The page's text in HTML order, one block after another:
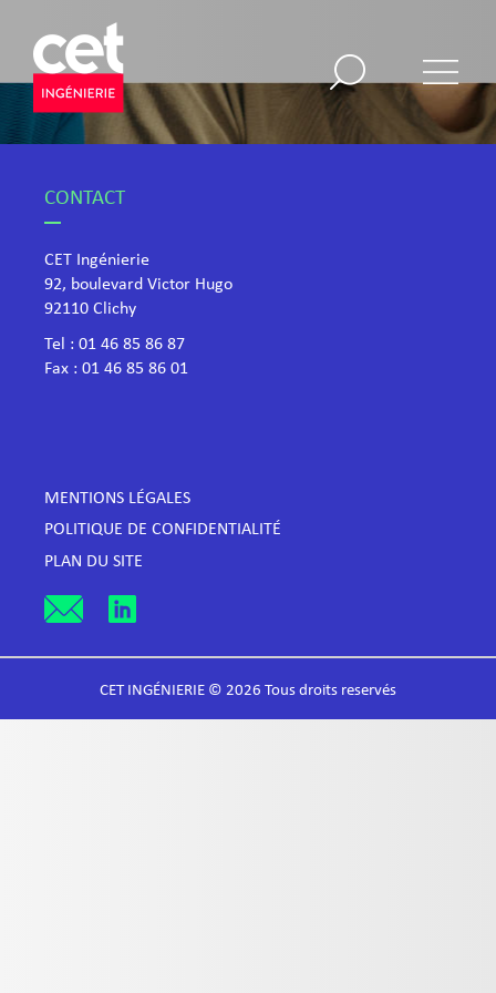
CONTACT
CET Ingénierie
92, boulevard Victor Hugo
​92110 Clichy
Tel : 01 46 85 86 87
Fax : 01 46 85 86 01
MENTIONS LÉGALES
POLITIQUE DE CONFIDENTIALITÉ
PLAN DU SITE
CET INGÉNIERIE © 2026 Tous droits reservés